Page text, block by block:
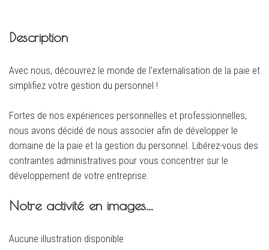
Description
Avec nous, découvrez le monde de l’externalisation de la paie et
simplifiez votre gestion du personnel !
Fortes de nos expériences personnelles et professionnelles,
nous avons décidé de nous associer afin de développer le
domaine de la paie et la gestion du personnel. Libérez-vous des
contraintes administratives pour vous concentrer sur le
développement de votre entreprise.
Notre activité en images...
Aucune illustration disponible